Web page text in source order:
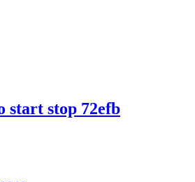
start stop 72efb